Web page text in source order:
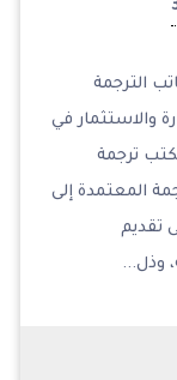
الترجمة
والاستثمار في
ترجمة
المعتمدة إلى
تقديم
وذل...